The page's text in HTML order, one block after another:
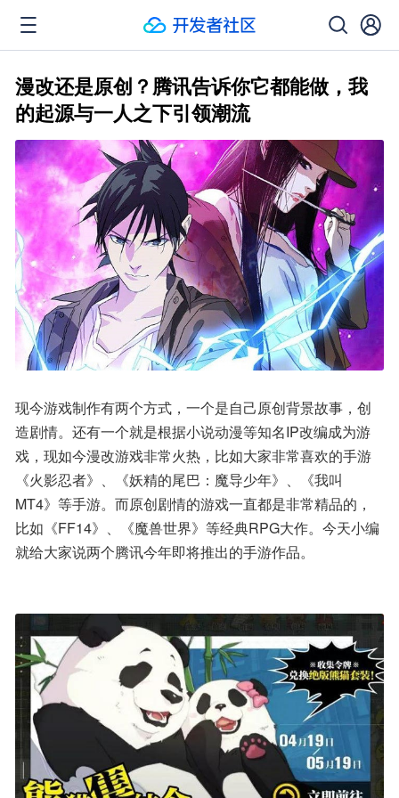
漫改还是原创？腾讯告诉你它都能做，我
的起源与一人之下引领潮流
现今游戏制作有两个方式，一个是自己原创背景故事，创
造剧情。还有一个就是根据小说动漫等知名IP改编成为游
戏，现如今漫改游戏非常火热，比如大家非常喜欢的手游
《火影忍者》、《妖精的尾巴：魔导少年》、《我叫
MT4》等手游。而原创剧情的游戏一直都是非常精品的，
比如《FF14》、《魔兽世界》等经典RPG大作。今天小编
就给大家说两个腾讯今年即将推出的手游作品。